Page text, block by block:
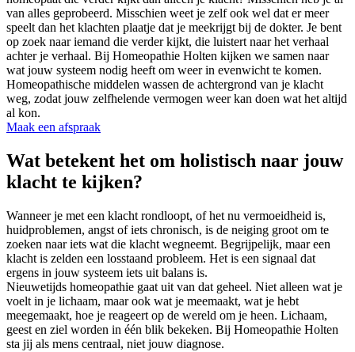
van alles geprobeerd. Misschien weet je zelf ook wel dat er meer
speelt dan het klachten plaatje dat je meekrijgt bij de dokter. Je bent
op zoek naar iemand die verder kijkt, die luistert naar het verhaal
achter je verhaal. Bij Homeopathie Holten kijken we samen naar
wat jouw systeem nodig heeft om weer in evenwicht te komen.
Homeopathische middelen wassen de achtergrond van je klacht
weg, zodat jouw zelfhelende vermogen weer kan doen wat het altijd
al kon.
Maak een afspraak
Wat betekent het om holistisch naar jouw
klacht te kijken?
Wanneer je met een klacht rondloopt, of het nu vermoeidheid is,
huidproblemen, angst of iets chronisch, is de neiging groot om te
zoeken naar iets wat die klacht wegneemt. Begrijpelijk, maar een
klacht is zelden een losstaand probleem. Het is een signaal dat
ergens in jouw systeem iets uit balans is.
Nieuwetijds homeopathie gaat uit van dat geheel. Niet alleen wat je
voelt in je lichaam, maar ook wat je meemaakt, wat je hebt
meegemaakt, hoe je reageert op de wereld om je heen. Lichaam,
geest en ziel worden in één blik bekeken. Bij Homeopathie Holten
sta jij als mens centraal, niet jouw diagnose.